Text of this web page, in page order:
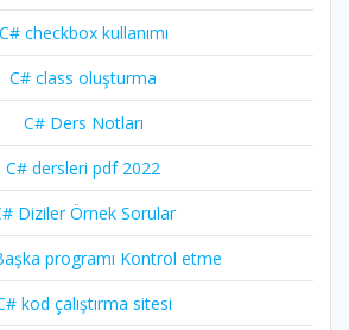
C# checkbox kullanımı
C# class oluşturma
C# Ders Notları
C# dersleri pdf 2022
Diziler Örnek Sorular
programı Kontrol etme
kod çalıştırma sitesi